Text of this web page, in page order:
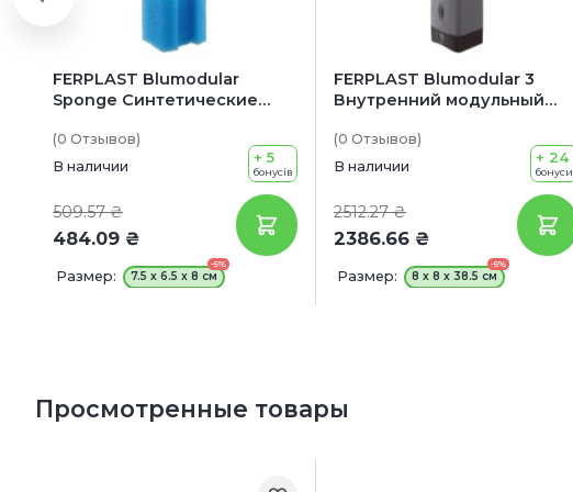
FERPLAST Blumodular
Sponge Синтетические
фильтра Blumodular
(0 Отзывов)
В наличии
509.57 ₴
484.09 ₴
+ 5
бонусів
Размер:
-5%
7.5 x 6.5 x 8 см
FERPLAST Blumodular 3
Внутренний модульный
потоком
(0 Отзывов)
В наличии
2512.27 ₴
2386.66 ₴
+ 24
бонуси
Размер:
-5%
8 x 8 x 38.5 см
Просмотренные товары